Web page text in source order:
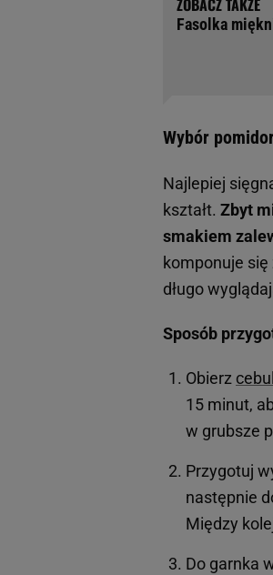
Fasolka
Wybór
Najlepiej
kształt. Zbyt
smakiem
komponuje
długo
Sposób
Obierz
15 minut,
w grubsze
Przygotuj
następnie
Między
Do garnka